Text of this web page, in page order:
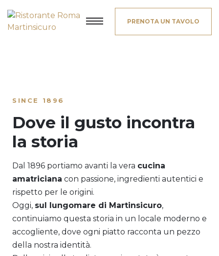
PRENOTA UN TAVOLO
SINCE 1896
Dove il gusto incontra
la storia
Dal 1896 portiamo avanti la vera cucina
amatriciana con passione, ingredienti autentici e
rispetto per le origini.
Oggi, sul lungomare di Martinsicuro,
continuiamo questa storia in un locale moderno e
accogliente, dove ogni piatto racconta un pezzo
della nostra identità.